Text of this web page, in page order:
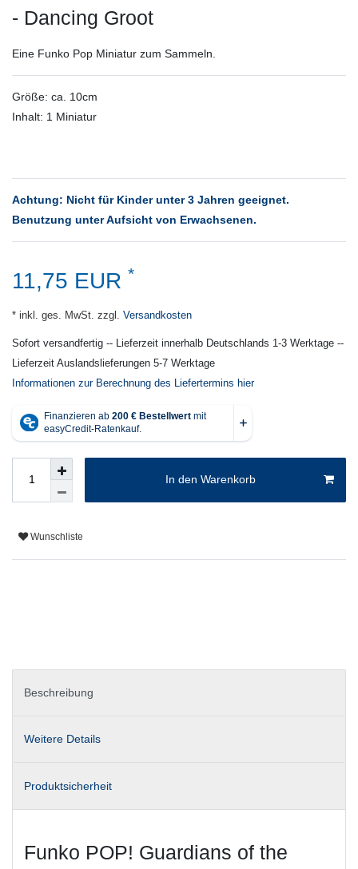
- Dancing Groot
Eine Funko Pop Miniatur zum Sammeln.
Größe: ca. 10cm
Inhalt: 1 Miniatur
Achtung: Nicht für Kinder unter 3 Jahren geeignet.
Benutzung unter Aufsicht von Erwachsenen.
11,75 EUR *
* inkl. ges. MwSt. zzgl. Versandkosten
Sofort versandfertig -- Lieferzeit innerhalb Deutschlands 1-3 Werktage --
Lieferzeit Auslandslieferungen 5-7 Werktage
Informationen zur Berechnung des Liefertermins hier
In den Warenkorb
Wunschliste
Beschreibung
Weitere Details
Produktsicherheit
Funko POP! Guardians of the